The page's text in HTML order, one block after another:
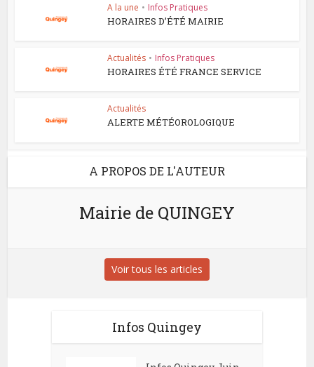
A la une • Infos Pratiques
HORAIRES D’ÉTÉ MAIRIE
Actualités • Infos Pratiques
HORAIRES ÉTÉ FRANCE SERVICE
Actualités
ALERTE MÉTÉOROLOGIQUE
A PROPOS DE L'AUTEUR
Mairie de QUINGEY
Voir tous les articles
Infos Quingey